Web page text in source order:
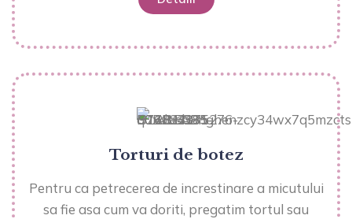
Torturi de botez
Pentru ca petrecerea de increstinare a micutului
sa fie asa cum va doriti, pregatim tortul sau